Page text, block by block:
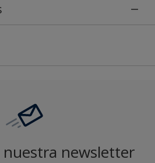
nuestra newsletter